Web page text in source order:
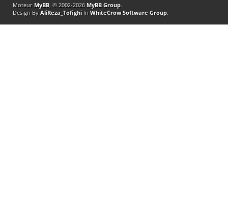
Moteur MyBB, © 2002-2026 MyBB Group.
Design By AliReza_TofighiIn WhiteCrow Software Group.